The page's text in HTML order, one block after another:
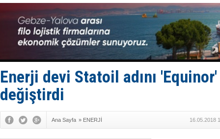
Gemide 5
Yakıt
Rus
Tatil
Rusya,
Enejota
Enerji devi Statoil adını
değiştirdi
Ana Sayfa » ENERJİ 16.05.2018